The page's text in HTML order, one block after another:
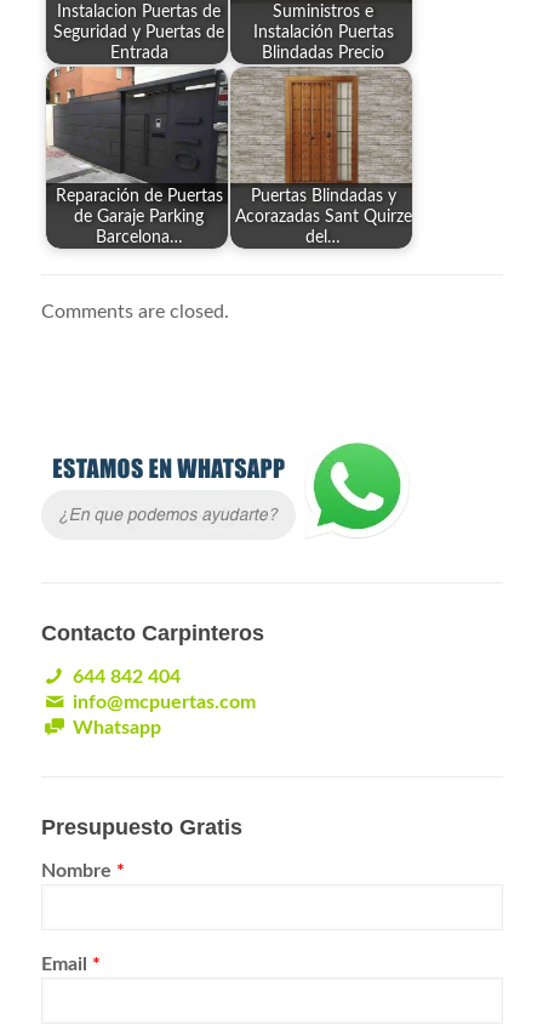
Instalacion Puertas de
Seguridad y Puertas de
Entrada
Suministros e
Instalación Puertas
Blindadas Precio
Reparación de Puertas
de Garaje Parking
Barcelona…
Puertas Blindadas y
Acorazadas Sant Quirze
del…
Comments are closed.
Contacto Carpinteros
644 842 404
info@mcpuertas.com
Whatsapp
Presupuesto Gratis
Nombre *
Email *